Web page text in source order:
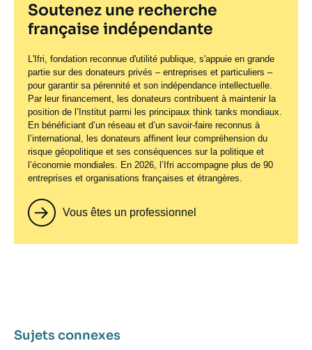
Soutenez une recherche
française indépendante
L'Ifri, fondation reconnue d'utilité publique, s'appuie en grande
partie sur des donateurs privés – entreprises et particuliers –
pour garantir sa pérennité et son indépendance intellectuelle.
Par leur financement, les donateurs contribuent à maintenir la
position de l’Institut parmi les principaux think tanks mondiaux.
En bénéficiant d’un réseau et d’un savoir-faire reconnus à
l’international, les donateurs affinent leur compréhension du
risque géopolitique et ses conséquences sur la politique et
l’économie mondiales. En 2026, l’Ifri accompagne plus de 90
entreprises et organisations françaises et étrangères.
Vous êtes un professionnel
Sujets connexes